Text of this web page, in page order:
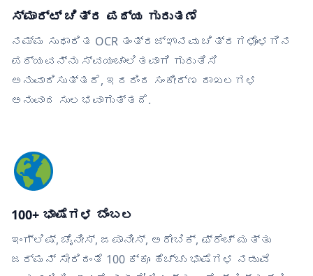
ಸ್ಮಾರ್ಟ್ ಚಿತ್ರ ಪಠ್ಯ ಗುರುತಣೆ
ನಮ್ಮ ಸುಧಾರಿತ OCR ತಂತ್ರಜ್ಞಾನವು ಚಿತ್ರಗಳೊಳಗಿನ
ಪಠ್ಯವನ್ನು ಸ್ವಯಂಚಾಲಿತವಾಗಿ ಗುರುತಿಸಿ
ಅನುವಾದಿಸುತ್ತದೆ, ಇದರಿಂದ ಸಂಕೀರ್ಣ ದಾಖಲಗಳ
ಅನುವಾದ ಸುಲಭವಾಗುತ್ತದೆ.
100+ ಭಾಷೆಗಳ ಬೆಂಬಲ
ಇಂಗ್ಲಿಷ್, ಚೈನೀಸ್, ಜಪಾನೀಸ್, ಅರೇಬಿಕ್, ಫ್ರೆಂಚ್ ಮತ್ತು
ಜರ್ಮನ್ ಸೇರಿದಂತೆ 100 ಕ್ಕೂ ಹೆಚ್ಚು ಭಾಷೆಗಳ ನಡುವೆ